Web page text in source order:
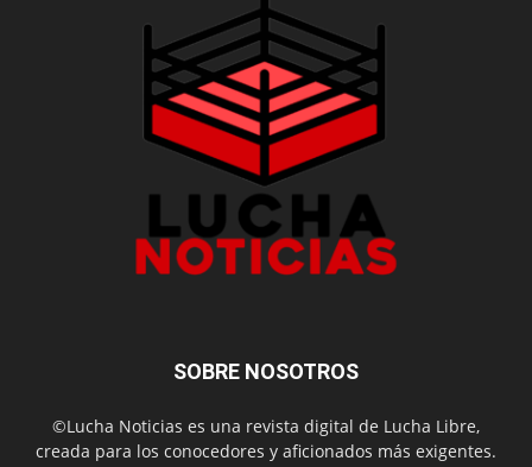
SOBRE NOSOTROS
©Lucha Noticias es una revista digital de Lucha Libre,
creada para los conocedores y aficionados más exigentes.